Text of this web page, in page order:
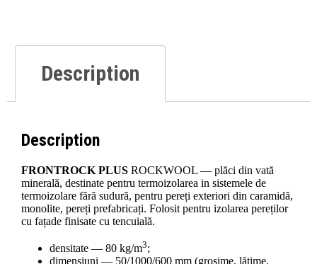
Description
Description
FRONTROCK PLUS ROCKWOOL — plăci din vată
minerală, destinate pentru termoizolarea in sistemele de
termoizolare fără sudură, pentru pereți exteriori din caramidă,
monolite, pereți prefabricați. Folosit pentru izolarea pereților
cu fațade finisate cu tencuială.
densitate — 80 kg/m3;
dimensiuni — 50/1000/600 mm (grosime, lățime,